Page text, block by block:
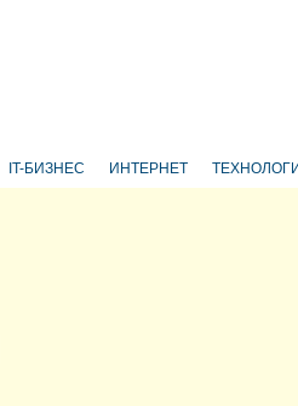
IT-БИЗНЕС ИНТЕРНЕТ